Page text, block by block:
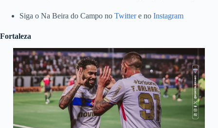
Siga o Na Beira do Campo no Twittere no Instagram
Fortaleza